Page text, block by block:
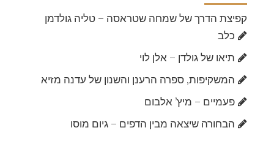
קפיצת הדרך של שמחה שטראסה – טליה גולדמן
כלב
תיאו של גולדן – אלן לוי
המשקיפות, ספרה הרענן והשנון של עדנה מזיא
פעמיים – מיץ’ אלבום
הבחורה שיצאה מבין הדפים – גיום מוסו